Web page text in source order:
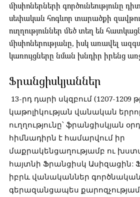
միսիոներների գործունեությունը
սեփական հոգևոր տարածքի
ուղղություններ մեծ տեղ են
միսիոներությանը, իսկ առավել
կառույցները նման խնդիր իրենց
Ֆրանցիսկյաններ
13-րդ դարի սկզբում (1207-1209
կաթոլիկության վանական
ուղղությունը՝ ֆրանցիսկյան
հիմնադիրն է համարվում իր
մաքրակենցաղությամբ ու
հայտնի Ֆրանցիսկ Ասիզացին:
իբրև վանականներ
գերազանցապես